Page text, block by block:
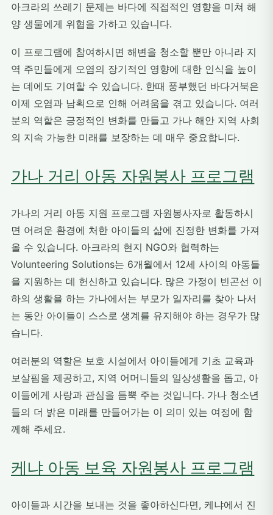
아크라의 쓰레기 문제는 바다에 직접적인 영향을 미쳐 해
양 생물에게 위협을 가하고 있습니다.
이 프로그램에 참여하시면 해변을 청소할 뿐만 아니라 지
역 주민들에게 오염의 장기적인 영향에 대한 인식을 높이
는 데에도 기여할 수 있습니다. 한때 풍부했던 바다거북은
이제 오염과 남획으로 인해 어려움을 겪고 있습니다. 여러
분의 역할은 긍정적인 변화를 만들고 가나 해안 지역 사회
의 지속 가능한 미래를 보장하는 데 매우 중요합니다.
가나 거리 아동 자원봉사 프로그램
가나의 거리 아동 지원 프로그램 자원봉사자로 활동하시
면 어려운 환경에 처한 아이들의 삶에 진정한 변화를 가져
올 수 있습니다. 아크라의 현지 NGO와 협력하는
Volunteering Solutions는 6개월에서 12세 사이의 아동들
을 지원하는 데 헌신하고 있습니다. 많은 가정이 빈곤선 이
하의 생활을 하는 가나에서는 부모가 일자리를 찾아 나서
는 동안 아이들이 스스로 생계를 유지해야 하는 경우가 많
습니다.
여러분의 역할은 보호 시설에서 아이들에게 기초 교육과
보살핌을 제공하고, 지역 어머니들의 일상생활을 돕고, 아
이들에게 사랑과 관심을 듬뿍 주는 것입니다. 가나 청소년
들의 더 밝은 미래를 만들어가는 이 의미 있는 여정에 함
께해 주세요.
케냐 아동 보육 자원봉사 프로그램
아이들과 시간을 보내는 것을 좋아하신다면, 케냐에서 진